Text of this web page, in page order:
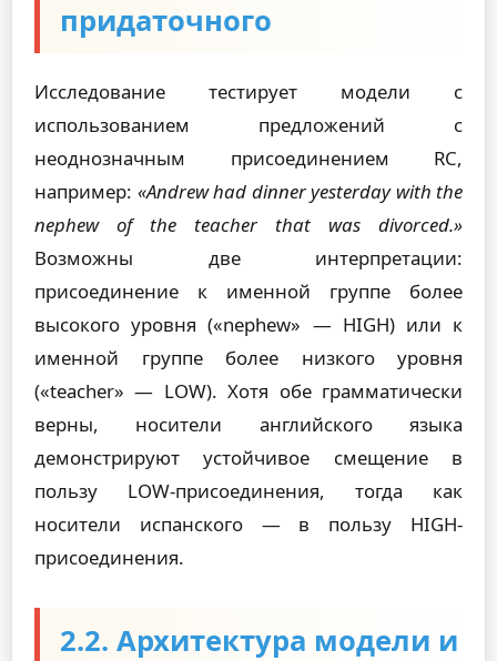
придаточного
Исследование тестирует модели с
использованием предложений с
неоднозначным присоединением RC,
например: «Andrew had dinner yesterday with the
nephew of the teacher that was divorced.»
Возможны две интерпретации:
присоединение к именной группе более
высокого уровня («nephew» — HIGH) или к
именной группе более низкого уровня
(«teacher» — LOW). Хотя обе грамматически
верны, носители английского языка
демонстрируют устойчивое смещение в
пользу LOW-присоединения, тогда как
носители испанского — в пользу HIGH-
присоединения.
2.2. Архитектура модели и